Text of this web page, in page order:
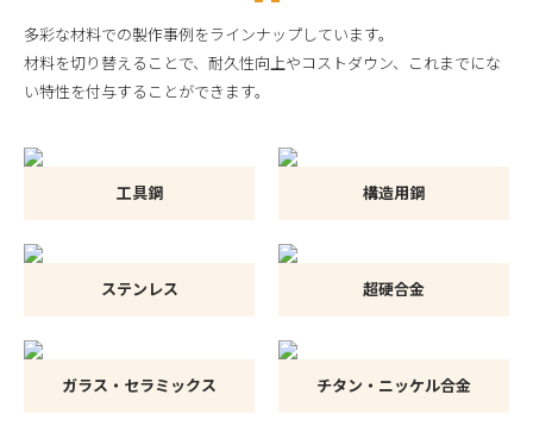
多彩な材料での製作事例をラインナップしています。
材料を切り替えることで、耐久性向上やコストダウン、これまでにな
い特性を付与することができます。
工具鋼 構造用鋼
ステンレス 超硬合金
ガラス・セラミックス チタン・ニッケル合金